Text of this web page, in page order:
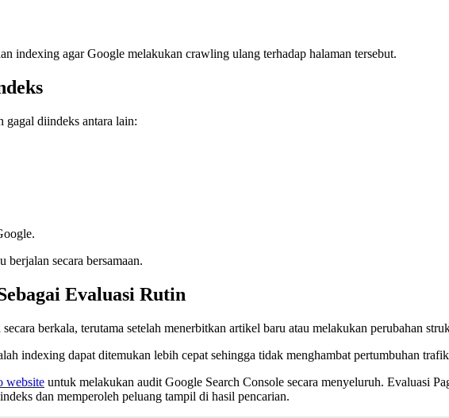
indexing agar Google melakukan crawling ulang terhadap halaman tersebut.
gagal diindeks antara lain:
secara bersamaan.
Evaluasi Rutin
berkala, terutama setelah menerbitkan artikel baru atau melakukan perubahan
indexing dapat ditemukan lebih cepat sehingga tidak menghambat pertumbuhan
website untuk melakukan audit Google Search Console secara menyeluruh. Evaluasi
dan memperoleh peluang tampil di hasil pencarian.